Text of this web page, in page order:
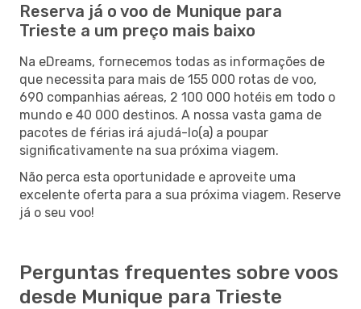
Reserva já o voo de Munique para
Trieste a um preço mais baixo
Na eDreams, fornecemos todas as informações de
que necessita para mais de 155 000 rotas de voo,
690 companhias aéreas, 2 100 000 hotéis em todo o
mundo e 40 000 destinos. A nossa vasta gama de
pacotes de férias irá ajudá-lo(a) a poupar
significativamente na sua próxima viagem.
Não perca esta oportunidade e aproveite uma
excelente oferta para a sua próxima viagem. Reserve
já o seu voo!
Perguntas frequentes sobre voos
desde Munique para Trieste